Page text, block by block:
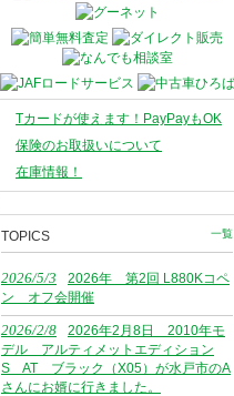
Tカードが使えます！PayPayもOK
保険のお取扱いについて
在庫情報！
TOPICS 一覧
2026/5/3
2026年 第2回 L880Kコペ
ン オフ会開催
2026/2/8
2026年2月8日 2010年モ
デル アルティメットエディション
S AT ブラック（X05）が水戸市のA
さんにお婿に行きました。